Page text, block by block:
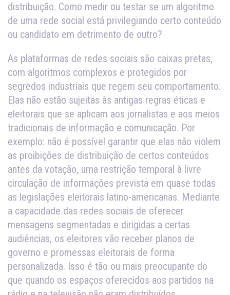
distribuição. Como medir ou testar se um algoritmo
de uma rede social está privilegiando certo conteúdo
ou candidato em detrimento de outro?
As plataformas de redes sociais são caixas pretas,
com algoritmos complexos e protegidos por
segredos industriais que regem seu comportamento.
Elas não estão sujeitas às antigas regras éticas e
eleitorais que se aplicam aos jornalistas e aos meios
tradicionais de informação e comunicação. Por
exemplo: não é possível garantir que elas não violem
as proibições de distribuição de certos conteúdos
antes da votação, uma restrição temporal à livre
circulação de informações prevista em quase todas
as legislações eleitorais latino-americanas. Mediante
a capacidade das redes sociais de oferecer
mensagens segmentadas e dirigidas a certas
audiências, os eleitores vão receber planos de
governo e promessas eleitorais de forma
personalizada. Isso é tão ou mais preocupante do
que quando os espaços oferecidos aos partidos na